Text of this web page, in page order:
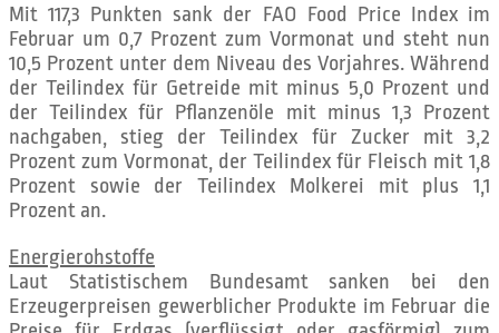
Mit 117,3 Punkten sank der FAO Food Price Index im
Februar um 0,7 Prozent zum Vormonat und steht nun
10,5 Prozent unter dem Niveau des Vorjahres. Während
der Teilindex für Getreide mit minus 5,0 Prozent und
der Teilindex für Pflanzenöle mit minus 1,3 Prozent
nachgaben, stieg der Teilindex für Zucker mit 3,2
Prozent zum Vormonat, der Teilindex für Fleisch mit 1,8
Prozent sowie der Teilindex Molkerei mit plus 1,1
Prozent an.
Energierohstoffe
Laut Statistischem Bundesamt sanken bei den
Erzeugerpreisen gewerblicher Produkte im Februar die